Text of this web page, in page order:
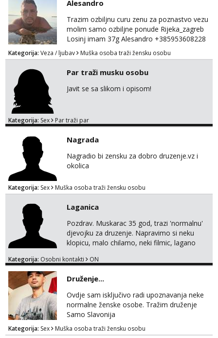
Žana
Tel:064/677-677- Kod: #135
tel:0,93€ - mob:1,12€ min
Obavijesti me kada se oslobodi
Čekam tvoj poziv!
Tel:064/677-677 - Kod: #87
Čekam tvoj poziv!
Tel:064/677-677- Kod: #123
Anđela
Tel:064/677-677 - Kod: #142
Čekam tvoj poziv!
Tel:064/677-677- Kod: #72
tel:0,93€ - mob:1,12€ min
Alesandro
Trazim ozbiljnu curu zenu za poznastvo vezu
molim samo ozbiljne ponude Rijeka_zagreb
Losinj imam 37g Alesandro +385953608228
Kategorija: Veza / ljubav Muška osoba traži žensku osobu
Par traži musku osobu
Javit se sa slikom i opisom!
Kategorija: Sex Par traži par
Nagrada
Nagradio bi zensku za dobro druzenje.vz i
okolica
Kategorija: Sex Muška osoba traži žensku osobu
Laganica
Pozdrav. Muskarac 35 god, trazi 'normalnu'
djevojku za druzenje. Napravimo si neku
klopicu, malo chilamo, neki filmic, lagano
pretjerano bitan koliko iznutra. Bucke se
brundo xD Budi pristojna i dobra, za sve
ostale cemo lako. Zagreb.
Kategorija: Osobni kontakti ON
Druženje...
Ovdje sam isključivo radi upoznavanja neke
normalne ženske osobe. Tražim druženje
Samo Slavonija
Kategorija: Sex Muška osoba traži žensku osobu